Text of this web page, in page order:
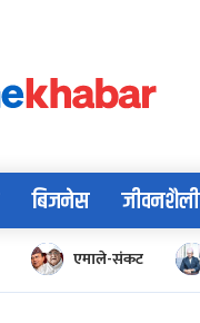
बिजनेस जीवनशैली
एमाले-संकट